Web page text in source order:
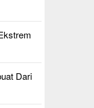
Dari